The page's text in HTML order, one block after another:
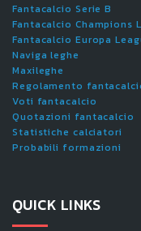
Fantacalcio Serie B
Fantacalcio Champions
Fantacalcio Europa
Naviga leghe
Maxileghe
Regolamento
Voti fantacalcio
Quotazioni fantacalcio
Statistiche calciatori
Probabili formazioni
QUICK LINKS